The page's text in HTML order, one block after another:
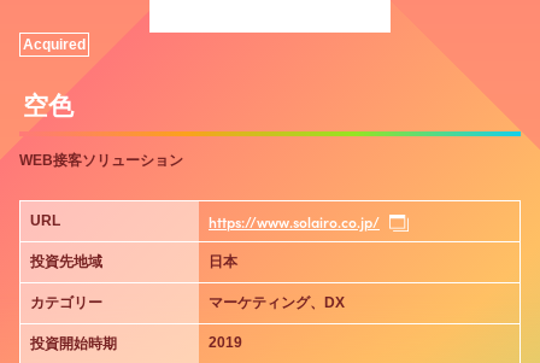
Acquired
空色
WEB接客ソリューション
URL https://www.solairo.co.jp/
投資先地域 日本
カテゴリー マーケティング、DX
投資開始時期 2019